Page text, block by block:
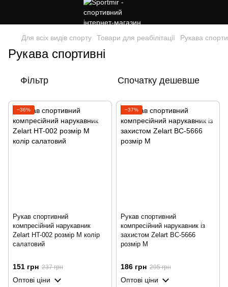
Для всіх видів спорту Товари для реабілітації Рукава
Рукава спортивні
Фільтр Спочатку дешевше
−36%
Рукав спортивний
компресійний нарукавник
Zelart HT-002 розмір M колір
салатовий
151 грн 237 грн
Оптові ціни
−37%
Рукав спортивний
компресійний нарукавник із
захистом Zelart BC-5666
розмір M
186 грн 295 грн
Оптові ціни